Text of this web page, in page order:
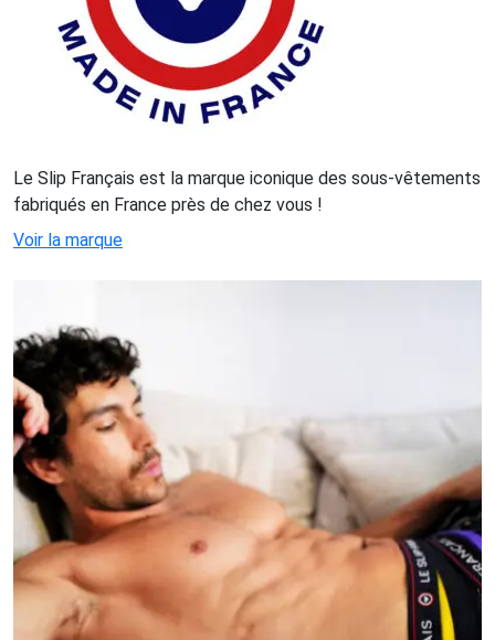
Le Slip Français est la marque iconique des sous-vêtements
fabriqués en France près de chez vous !
Voir la marque